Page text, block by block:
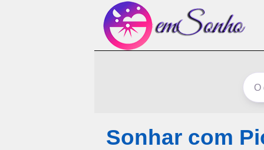
Sonhar com